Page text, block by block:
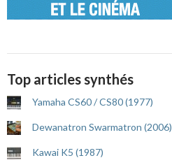
Top articles synthés
Yamaha CS60 / CS80 (1977)
Dewanatron Swarmatron (2006)
Kawai K5 (1987)